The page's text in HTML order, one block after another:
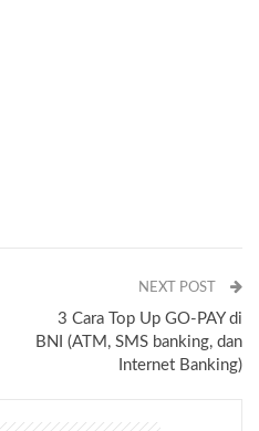
NEXT POST
3 Cara Top Up GO-PAY di
BNI (ATM, SMS banking, dan
Internet Banking)